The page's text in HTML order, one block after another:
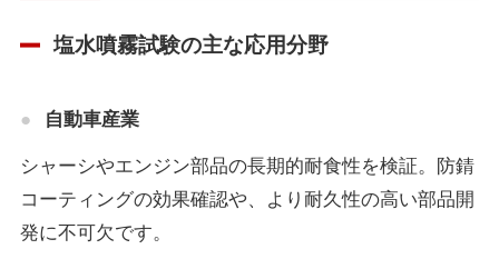
塩水噴霧試験の主な応用分野
自動車産業
シャーシやエンジン部品の長期的耐食性を検証。防錆
コーティングの効果確認や、より耐久性の高い部品開
発に不可欠です。